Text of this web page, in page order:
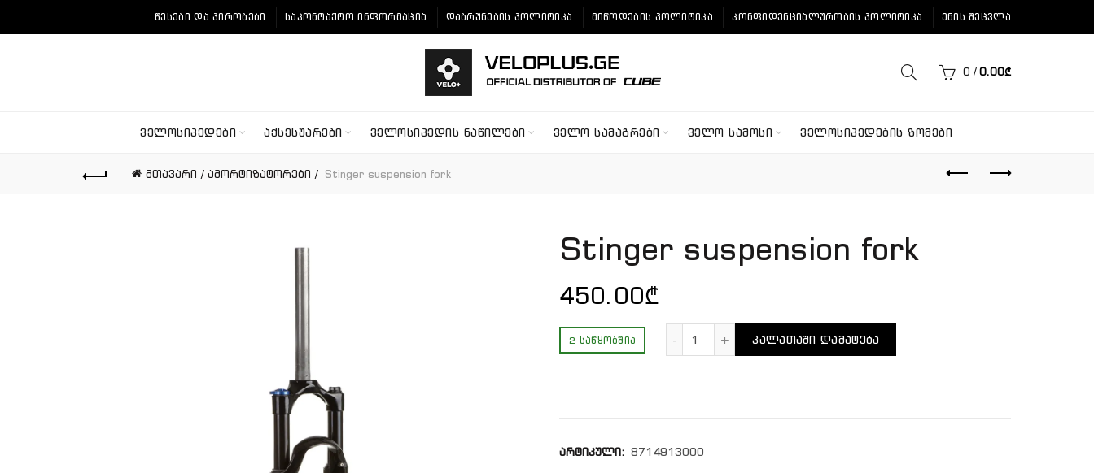
ᲬᲔᲡᲔᲑᲘ ᲓᲐ ᲞᲘᲠᲝᲑᲔᲑᲘ ᲡᲐᲙᲝᲜᲢᲐᲥᲢᲝ ᲘᲜᲤᲝᲠᲛᲐᲪᲘᲐ ᲓᲐᲑᲠᲣᲜᲔᲑᲘᲡ ᲞᲝᲚᲘᲢᲘᲙᲐ ᲛᲘᲬᲝᲓᲔᲑᲘᲡ ᲞᲝᲚᲘᲢᲘᲙᲐ ᲙᲝᲜᲤᲘᲓᲔᲜᲪᲘᲐᲚᲣᲠᲝᲑᲘᲡ ᲞᲝᲚᲘᲢᲘᲙᲐ ᲔᲜᲘᲡ ᲨᲔᲪᲕᲚᲐ
0 / 0.00₾
ᲕᲔᲚᲝᲡᲘᲞᲔᲓᲔᲑᲘ ᲐᲥᲡᲔᲡᲣᲐᲠᲔᲑᲘ ᲕᲔᲚᲝᲡᲘᲞᲔᲓᲘᲡ ᲜᲐᲬᲘᲚᲔᲑᲘ ᲕᲔᲚᲝ ᲡᲐᲛᲐᲒᲠᲔᲑᲘ ᲕᲔᲚᲝ ᲡᲐᲛᲝᲡᲘ ᲕᲔᲚᲝᲡᲘᲞᲔᲓᲔᲑᲘᲡ ᲖᲝᲛᲔᲑᲘ
მთავარი ამორტიზატორები Stinger suspension fork
Stinger suspension fork
450.00₾
2 ᲡᲐᲬᲧᲝᲑᲨᲘᲐ ᲙᲐᲚᲐᲗᲐᲨᲘ ᲓᲐᲛᲐᲢᲔᲑᲐ
არტიკული: 8714913000